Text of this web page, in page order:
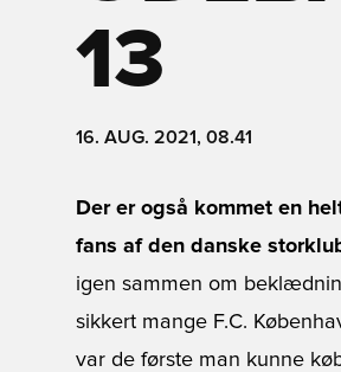
13
16. AUG. 2021, 08.41
Der er også kommet en
fans af den danske
igen sammen om
sikkert mange F.C.
var de første man kunne